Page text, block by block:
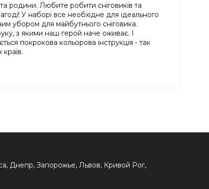
родини. Любите робити сніговиків та
У наборі все необхідне для ідеального
убором для майбутнього сніговика.
з якими наш герой наче оживає. І
покрокова кольорова інструкція - так
Днепр, Запорожье, Львов, Кривой Рог,